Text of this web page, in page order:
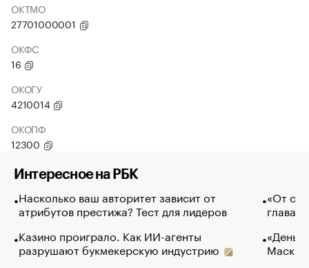
ОКТМО
27701000001
ОКФС
16
ОКОГУ
4210014
ОКОПФ
12300
Интересное на РБК
Насколько ваш авторитет зависит от
атрибутов престижа? Тест для лидеров
Казино проиграло. Как ИИ-агенты
разрушают букмекерскую индустрию
«От
глава
Маск в